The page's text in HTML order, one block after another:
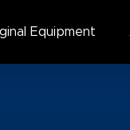
Equipment